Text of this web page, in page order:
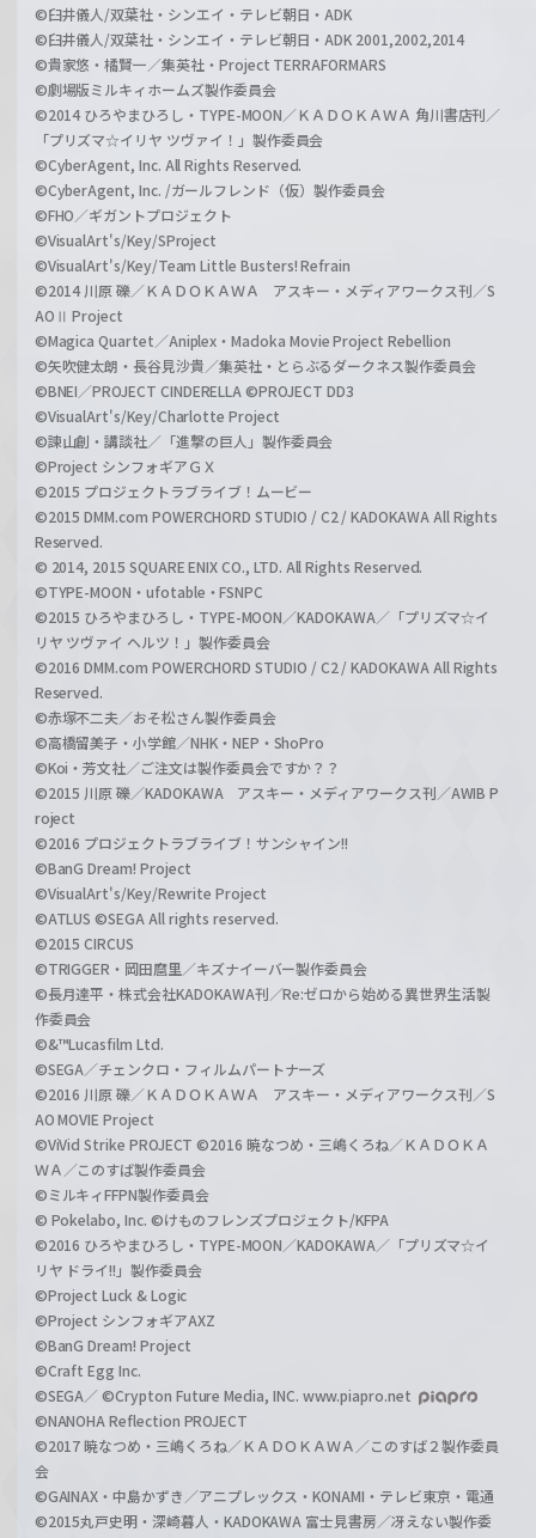
©臼井儀人/双葉社・シンエイ・テレビ朝日・ADK
©臼井儀人/双葉社・シンエイ・テレビ朝日・ADK 2001,2002,2014
©貴家悠・橘賢一／集英社・Project TERRAFORMARS
©劇場版ミルキィホームズ製作委員会
©2014 ひろやまひろし・TYPE-MOON／ＫＡＤＯＫＡＷＡ 角川書店刊／
「プリズマ☆イリヤ ツヴァイ！」製作委員会
©CyberAgent, Inc. All Rights Reserved.
©CyberAgent, Inc. /ガールフレンド（仮）製作委員会
©FHO／ギガントプロジェクト
©VisualArt's/Key/SProject
©VisualArt's/Key/Team Little Busters! Refrain
©2014 川原 礫／ＫＡＤＯＫＡＷＡ アスキー・メディアワークス刊／S
AOⅡ Project
©Magica Quartet／Aniplex・Madoka Movie Project Rebellion
©矢吹健太朗・長谷見沙貴／集英社・とらぶるダークネス製作委員会
©BNEI／PROJECT CINDERELLA ©PROJECT DD3
©VisualArt's/Key/Charlotte Project
©諫山創・講談社／「進撃の巨人」製作委員会
©Project シンフォギアＧＸ
©2015 プロジェクトラブライブ！ムービー
©2015 DMM.com POWERCHORD STUDIO / C2 / KADOKAWA All Rights
Reserved.
© 2014, 2015 SQUARE ENIX CO., LTD. All Rights Reserved.
©TYPE-MOON・ufotable・FSNPC
©2015 ひろやまひろし・TYPE-MOON／KADOKAWA／「プリズマ☆イ
リヤ ツヴァイ ヘルツ！」製作委員会
©2016 DMM.com POWERCHORD STUDIO / C2 / KADOKAWA All Rights
Reserved.
©赤塚不二夫／おそ松さん製作委員会
©高橋留美子・小学館／NHK・NEP・ShoPro
©Koi・芳文社／ご注文は製作委員会ですか？？
©2015 川原 礫／KADOKAWA アスキー・メディアワークス刊／AWIB P
roject
©2016 プロジェクトラブライブ！サンシャイン!!
©BanG Dream! Project
©VisualArt's/Key/Rewrite Project
©ATLUS ©SEGA All rights reserved.
©2015 CIRCUS
©TRIGGER・岡田麿里／キズナイーバー製作委員会
©長月達平・株式会社KADOKAWA刊／Re:ゼロから始める異世界生活製
作委員会
©&™Lucasfilm Ltd.
©SEGA／チェンクロ・フィルムパートナーズ
©2016 川原 礫／ＫＡＤＯＫＡＷＡ アスキー・メディアワークス刊／S
AO MOVIE Project
©ViVid Strike PROJECT ©2016 暁なつめ・三嶋くろね／ＫＡＤＯＫＡ
ＷＡ／このすば製作委員会
©ミルキィFFPN製作委員会
© Pokelabo, Inc. ©けものフレンズプロジェクト/KFPA
©2016 ひろやまひろし・TYPE-MOON／KADOKAWA／「プリズマ☆イ
リヤ ドライ!!」製作委員会
©Project Luck & Logic
©Project シンフォギアAXZ
©BanG Dream! Project
©Craft Egg Inc.
©SEGA／ ©Crypton Future Media, INC. www.piapro.net
©NANOHA Reflection PROJECT
©2017 暁なつめ・三嶋くろね／ＫＡＤＯＫＡＷＡ／このすば２製作委員
会
©GAINAX・中島かずき／アニプレックス・KONAMI・テレビ東京・電通
©2015丸戸史明・深崎暮人・KADOKAWA 富士見書房／冴えない製作委